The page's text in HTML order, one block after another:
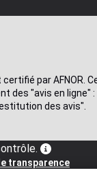
par AFNOR.
des "avis en ligne"
des avis".
transparence